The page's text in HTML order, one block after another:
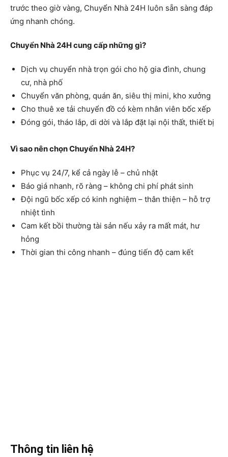
trước theo giờ vàng, Chuyển Nhà 24H luôn sẵn sàng đáp
ứng nhanh chóng.
Chuyển Nhà 24H cung cấp những gì?
Dịch vụ chuyển nhà trọn gói cho hộ gia đình, chung
cư, nhà phố
Chuyển văn phòng, quán ăn, siêu thị mini, kho xưởng
Cho thuê xe tải chuyển đồ có kèm nhân viên bốc xếp
Đóng gói, tháo lắp, di dời và lắp đặt lại nội thất, thiết bị
Vì sao nên chọn Chuyển Nhà 24H?
Phục vụ 24/7, kể cả ngày lễ – chủ nhật
Báo giá nhanh, rõ ràng – không chi phí phát sinh
Đội ngũ bốc xếp có kinh nghiệm – thân thiện – hỗ trợ
nhiệt tình
Cam kết bồi thường tài sản nếu xảy ra mất mát, hư
hỏng
Thời gian thi công nhanh – đúng tiến độ cam kết
Thông tin liên hệ